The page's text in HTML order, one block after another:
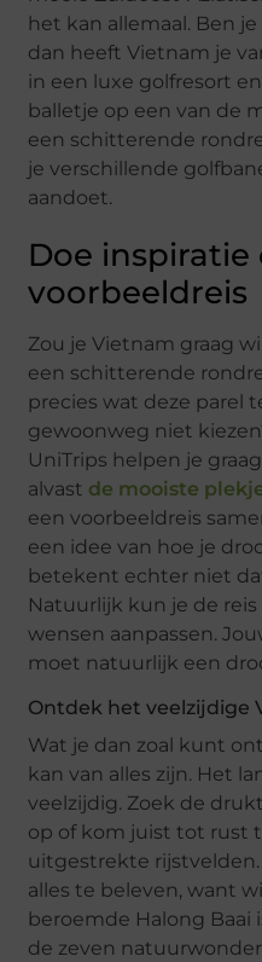
het kan allemaal. Ben
dan heeft Vietnam je
in een luxe golfresort
balletje op een van de
een schitterende
je verschillende
aandoet.
Doe
voorbeeldreis
Zou je Vietnam graag
een schitterende
precies wat deze parel
gewoonweg niet
UniTrips helpen je
alvast de mooiste
een voorbeeldreis
een idee van hoe je
betekent echter niet
Natuurlijk kun je de
wensen aanpassen.
moet natuurlijk een
Ontdek het veelzijdige
Wat je dan zoal kunt
kan van alles zijn. Het
veelzijdig. Zoek de
op of kom juist tot rust
uitgestrekte rijstvelden.
alles te beleven, want
beroemde Halong Baai
de zeven